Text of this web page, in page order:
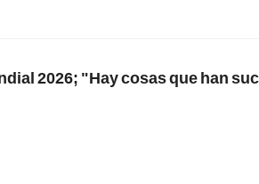
2026; "Hay cosas que han